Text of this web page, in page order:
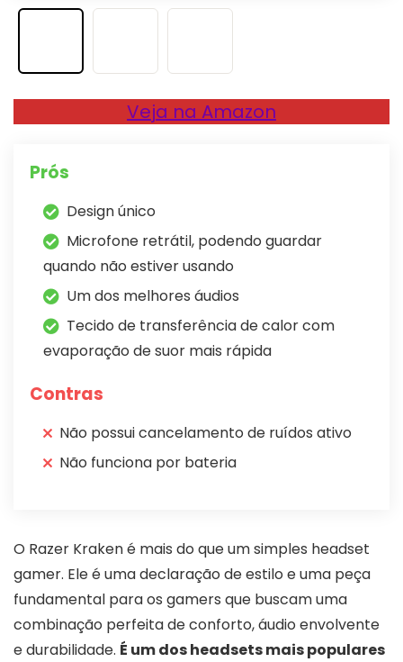
Veja na Amazon
Prós
Design único
Microfone retrátil, podendo guardar
quando não estiver usando
Um dos melhores áudios
Tecido de transferência de calor com
evaporação de suor mais rápida
Contras
Não possui cancelamento de ruídos ativo
Não funciona por bateria
O Razer Kraken é mais do que um simples headset
gamer. Ele é uma declaração de estilo e uma peça
fundamental para os gamers que buscam uma
combinação perfeita de conforto, áudio envolvente
e durabilidade. É um dos headsets mais populares